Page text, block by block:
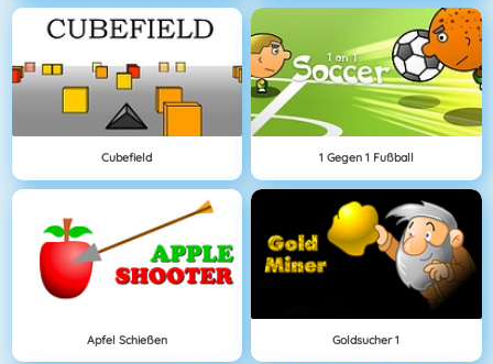
Cubefield 1 Gegen 1 Fußball
Apfel Schießen Goldsucher 1